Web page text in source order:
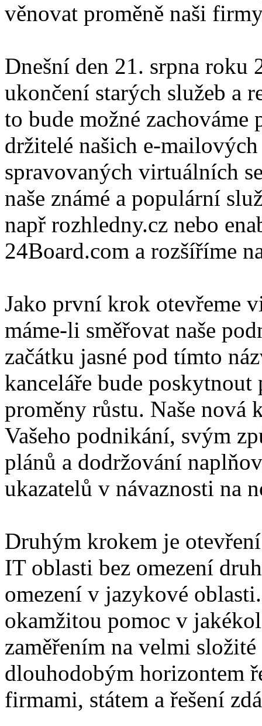
věnovat proměně naši
Dnešní den 21. srpna roku
ukončení starých služeb a
to bude možné
držitelé našich e-
spravovaných virtuálních
naše známé a populární
např rozhledny.cz nebo
24Board.com a rozšíříme
Jako první krok otevřeme
máme-li směřovat naše
začátku jasné pod tímto
kanceláře bude
proměny růstu. Naše nová
Vašeho podnikání, svým
plánů a dodržování
ukazatelů v návaznosti na
Druhým krokem je
IT oblasti bez omezení
omezení v jazykové
okamžitou pomoc v
zaměřením na velmi
dlouhodobým horizontem
firmami, státem a řešení